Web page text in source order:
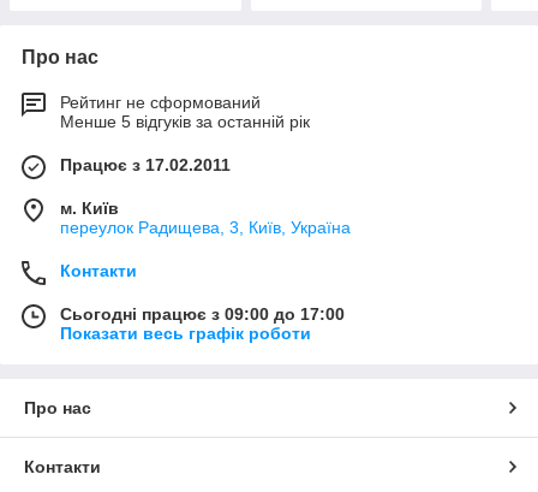
Про нас
Рейтинг не сформований
Менше 5 відгуків за останній рік
Працює з 17.02.2011
м. Київ
переулок Радищева, 3, Київ, Україна
Контакти
Сьогодні працює з 09:00 до 17:00
Показати весь графік роботи
Про нас
Контакти